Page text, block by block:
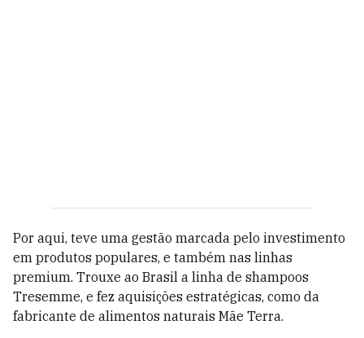
Por aqui, teve uma gestão marcada pelo investimento
em produtos populares, e também nas linhas
premium. Trouxe ao Brasil a linha de shampoos
Tresemme, e fez aquisições estratégicas, como da
fabricante de alimentos naturais Mãe Terra.